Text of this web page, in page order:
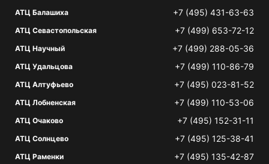
АТЦ Балашиха +7 (495) 431-63-63
АТЦ Севастопольская +7 (499) 653-72-12
АТЦ Научный +7 (499) 288-05-36
АТЦ Удальцова +7 (499) 110-86-79
АТЦ Алтуфьево +7 (495) 023-81-52
АТЦ Лобненская +7 (499) 110-53-06
АТЦ Очаково +7 (495) 152-31-11
АТЦ Солнцево +7 (495) 125-38-41
АТЦ Раменки +7 (495) 135-42-87